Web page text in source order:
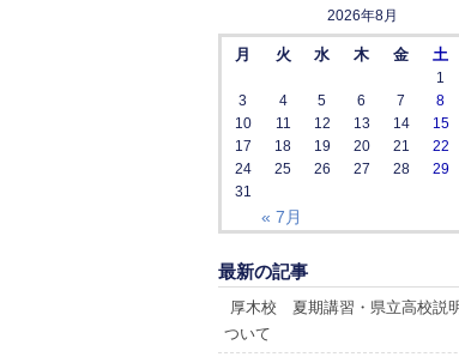
2026年8月
月 火 水 木 金 土
« 7月
1
3
4 5 6 7 8
10
11 12 13 14 15
17
18 19 20 21 22
24
25 26 27 28 29
31
最新の記事
厚木校 夏期講習・県立高校説
ついて